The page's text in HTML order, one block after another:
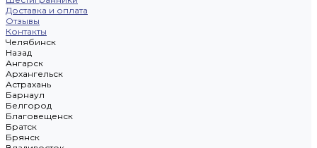
Доставка и оплата
Отзывы
Контакты
Челябинск
Назад
Ангарск
Архангельск
Астрахань
Барнаул
Белгород
Благовещенск
Братск
Брянск